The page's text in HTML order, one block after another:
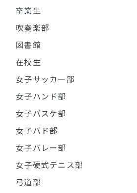
卒業生
吹奏楽部
図書館
在校生
女子サッカー部
女子ハンド部
女子バスケ部
女子バド部
女子バレー部
女子硬式テニス部
弓道部